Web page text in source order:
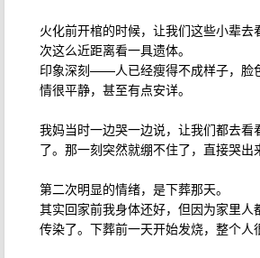
火化前开棺的时候，让我们这些小辈
次这么近距离看一具遗体。
印象深刻——人已经瘦得不成样子，脸
情很平静，甚至有点安详。
我妈当时一边哭一边说，让我们都去看
了。那一刻突然就绷不住了，直接哭出
第二次明显的情绪，是下葬那天。
其实回家前我身体还好，但因为家里人
传染了。下葬前一天开始发烧，整个人